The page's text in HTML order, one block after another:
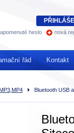
Bluetooth USB
řád Kontakt
heslo nová